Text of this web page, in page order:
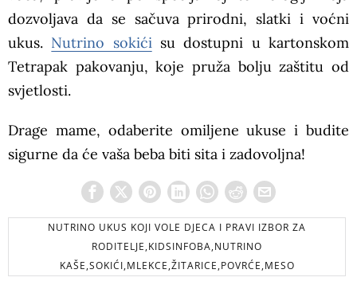
dozvoljava da se sačuva prirodni, slatki i voćni
ukus. Nutrino sokićisu dostupni u kartonskom
Tetrapak pakovanju, koje pruža bolju zaštitu od
svjetlosti.
Drage mame, odaberite omiljene ukuse i budite
sigurne da će vaša beba biti sita i zadovoljna!
NUTRINO UKUS KOJI VOLE DJECA I PRAVI IZBOR ZA
RODITELJE,KIDSINFOBA,NUTRINO
KAŠE,SOKIĆI,MLEKCE,ŽITARICE,POVRĆE,MESO